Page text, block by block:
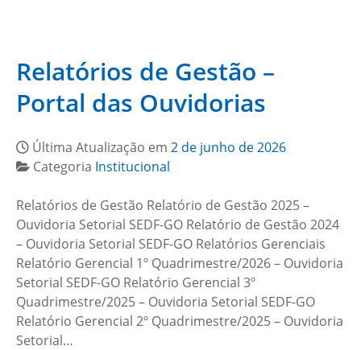
Relatórios de Gestão –
Portal das Ouvidorias
Última Atualização em 2 de junho de 2026
Categoria Institucional
Relatórios de Gestão Relatório de Gestão 2025 –
Ouvidoria Setorial SEDF-GO Relatório de Gestão 2024
– Ouvidoria Setorial SEDF-GO Relatórios Gerenciais
Relatório Gerencial 1º Quadrimestre/2026 – Ouvidoria
Setorial SEDF-GO Relatório Gerencial 3º
Quadrimestre/2025 – Ouvidoria Setorial SEDF-GO
Relatório Gerencial 2º Quadrimestre/2025 – Ouvidoria
Setorial…